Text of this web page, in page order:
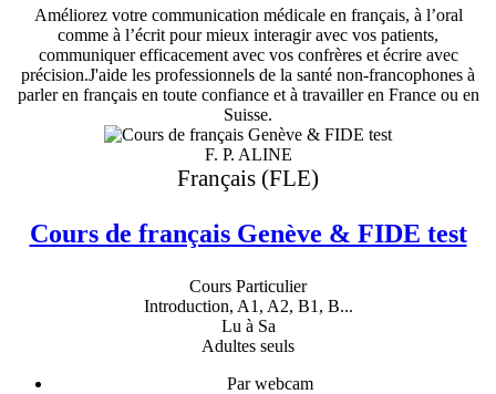
Améliorez votre communication médicale en français, à l’oral
comme à l’écrit pour mieux interagir avec vos patients,
communiquer efficacement avec vos confrères et écrire avec
précision.J'aide les professionnels de la santé non-francophones à
parler en français en toute confiance et à travailler en France ou en
Suisse.
F. P. ALINE
Français (FLE)
Cours de français Genève & FIDE test
Cours Particulier
Introduction, A1, A2, B1, B...
Lu à Sa
Adultes seuls
Par webcam